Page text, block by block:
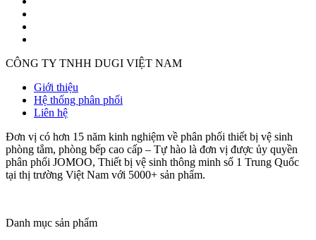
CÔNG TY TNHH DUGI VIỆT NAM
Giới thiệu
Hệ thống phân phối
Liên hệ
Đơn vị có hơn 15 năm kinh nghiệm về phân phối thiết bị vệ sinh
phòng tắm, phòng bếp cao cấp – Tự hào là đơn vị được ủy quyền
phân phối JOMOO, Thiết bị vệ sinh thông minh số 1 Trung Quốc
tại thị trường Việt Nam với 5000+ sản phẩm.
Danh mục sản phẩm